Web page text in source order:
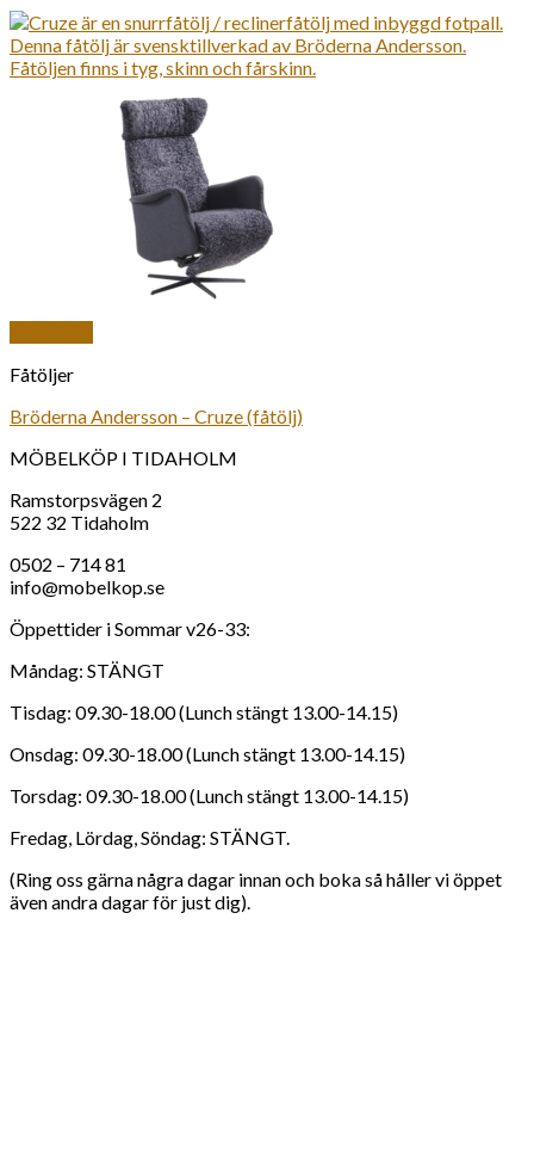
Fåtöljer
Bröderna Andersson – Cruze (fåtölj)
MÖBELKÖP I TIDAHOLM
Ramstorpsvägen 2
522 32 Tidaholm
0502 – 714 81
info@mobelkop.se
Öppettider i Sommar v26-33:
Måndag: STÄNGT
Tisdag: 09.30-18.00 (Lunch stängt 13.00-14.15)
Onsdag: 09.30-18.00 (Lunch stängt 13.00-14.15)
Torsdag: 09.30-18.00 (Lunch stängt 13.00-14.15)
Fredag, Lördag, Söndag: STÄNGT.
(Ring oss gärna några dagar innan och boka så håller vi öppet
även andra dagar för just dig).